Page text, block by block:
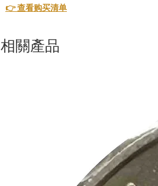
👉 查看购买清单
相關產品